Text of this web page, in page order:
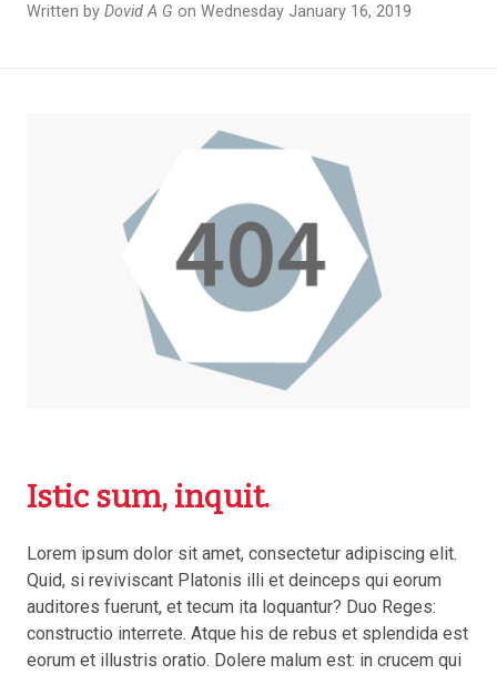
Written by Dovid A G on Wednesday January 16, 2019
Istic sum, inquit.
Lorem ipsum dolor sit amet, consectetur adipiscing elit.
Quid, si reviviscant Platonis illi et deinceps qui eorum
auditores fuerunt, et tecum ita loquantur? Duo Reges:
constructio interrete. Atque his de rebus et splendida est
eorum et illustris oratio. Dolere malum est: in crucem qui